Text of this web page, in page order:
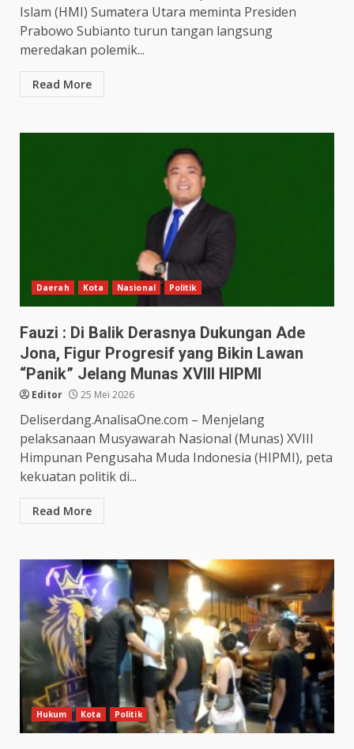
Islam (HMI) Sumatera Utara meminta Presiden
Prabowo Subianto turun tangan langsung
meredakan polemik...
Read More
Daerah Kota Nasional Politik
Fauzi : Di Balik Derasnya Dukungan Ade
Jona, Figur Progresif yang Bikin Lawan
“Panik” Jelang Munas XVIII HIPMI
Editor 25 Mei 2026
Deliserdang.AnalisaOne.com – Menjelang
pelaksanaan Musyawarah Nasional (Munas) XVIII
Himpunan Pengusaha Muda Indonesia (HIPMI), peta
kekuatan politik di...
Read More
Hukum Kota Politik